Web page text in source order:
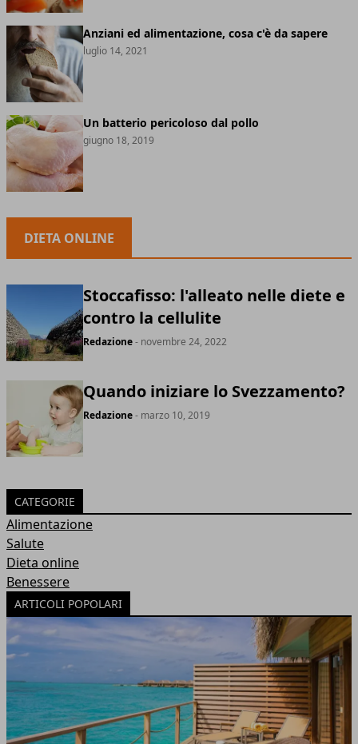
Anziani ed alimentazione, cosa c'è da sapere
luglio 14, 2021
Un batterio pericoloso dal pollo
giugno 18, 2019
DIETA ONLINE
Stoccafisso: l'alleato nelle diete e
contro la cellulite
Redazione- novembre 24, 2022
Quando iniziare lo Svezzamento?
Redazione- marzo 10, 2019
CATEGORIE
Alimentazione
Salute
Dieta online
Benessere
ARTICOLI POPOLARI